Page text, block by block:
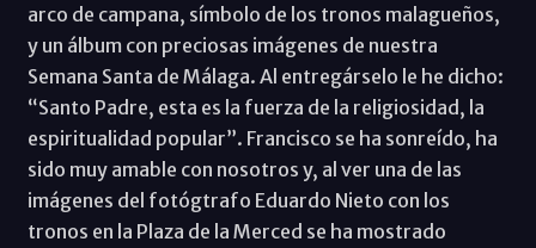
arco de campana, símbolo de los tronos malagueños,
y un álbum con preciosas imágenes de nuestra
Semana Santa de Málaga. Al entregárselo le he dicho:
“Santo Padre, esta es la fuerza de la religiosidad, la
espiritualidad popular”. Francisco se ha sonreído, ha
sido muy amable con nosotros y, al ver una de las
imágenes del fotógtrafo Eduardo Nieto con los
tronos en la Plaza de la Merced se ha mostrado